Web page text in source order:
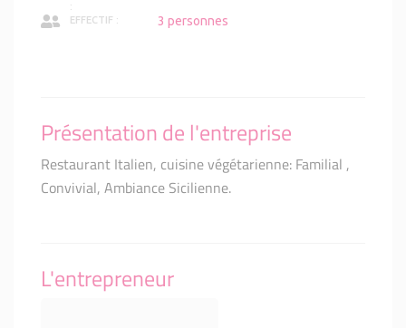
:
EFFECTIF : 3 personnes
Présentation de l'entreprise
Restaurant Italien, cuisine végétarienne: Familial ,
Convivial, Ambiance Sicilienne.
L'entrepreneur